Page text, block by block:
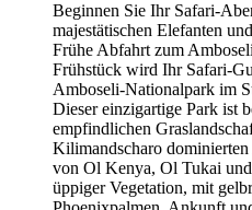
Beginnen Sie Ihr Safari-
majestätischen Elefanten
Frühe Abfahrt zum
Frühstück wird Ihr Safari-
Amboseli-Nationalpark im
Dieser einzigartige Park ist
empfindlichen
Kilimandscharo
von Ol Kenya, Ol Tukai
üppiger Vegetation, mit